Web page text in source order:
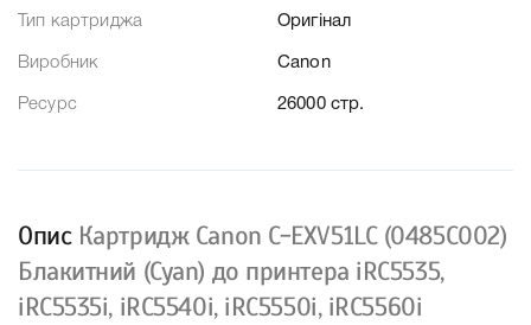
Тип картриджа Оригінал
Виробник Canon
Ресурс 26000 стр.
Опис Картридж Canon C-EXV51LC (0485C002)
Блакитний (Cyan) до принтера iRC5535,
iRC5535i, iRC5540i, iRC5550i, iRC5560i